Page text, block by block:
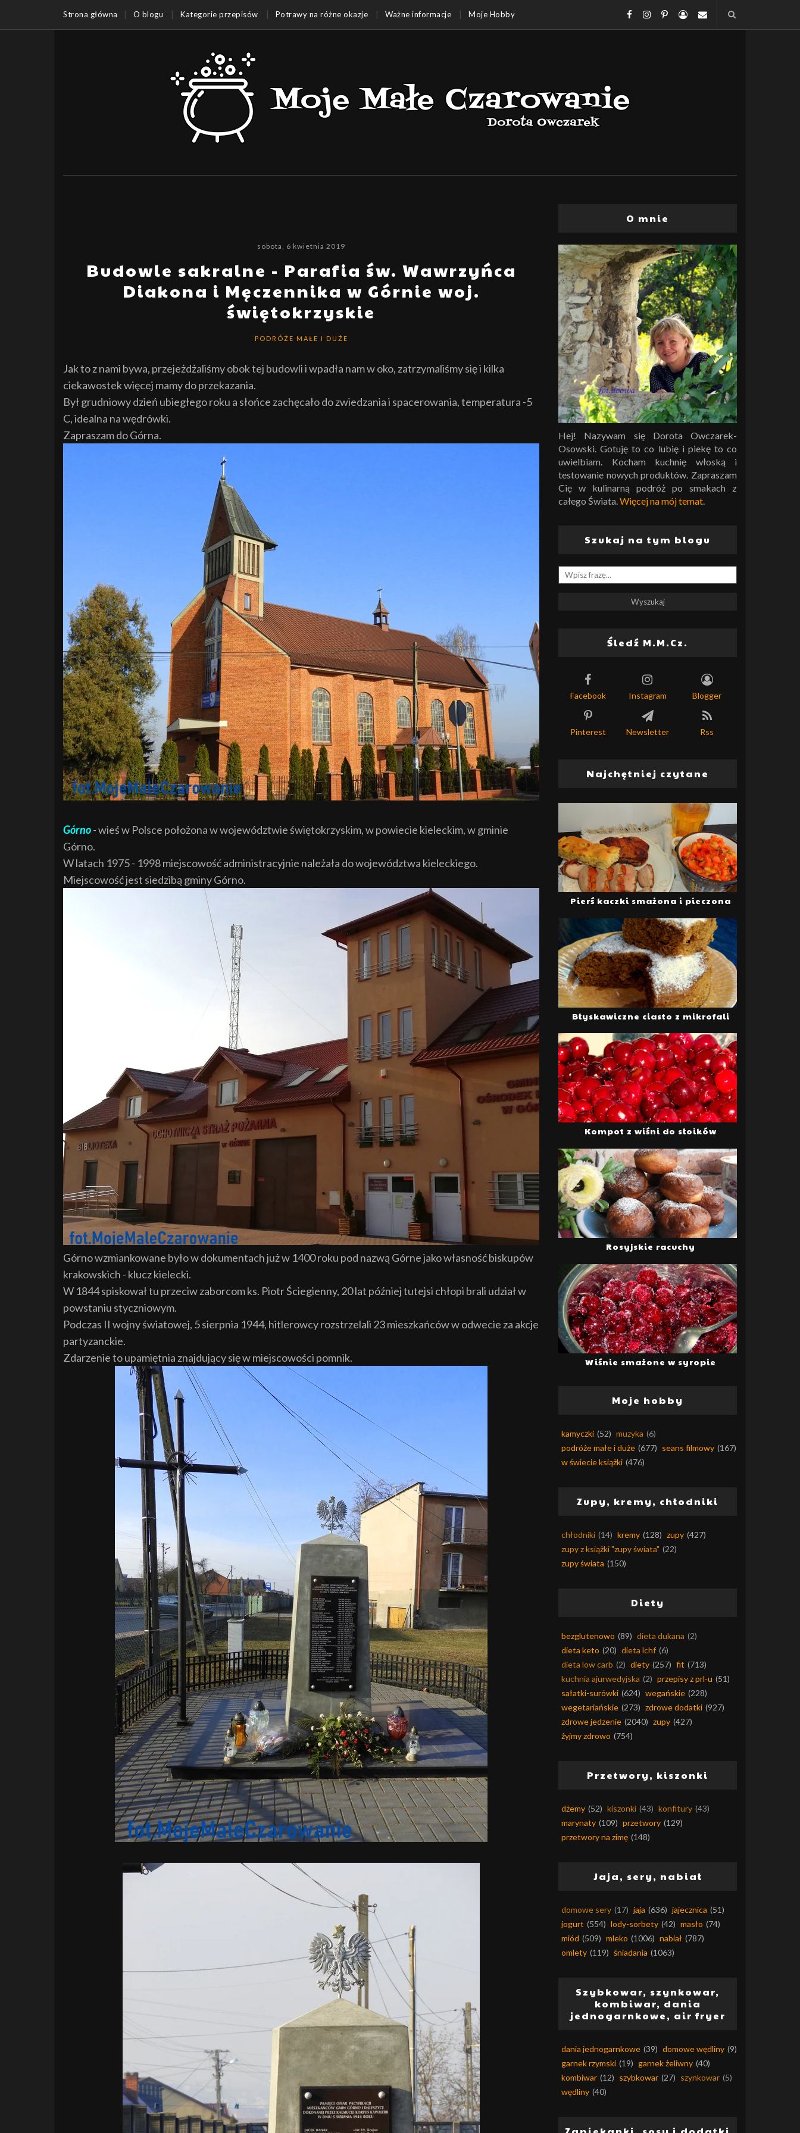
Strona główna O blogu Kategorie przepisów Potrawy na różne okazje Ważne informacje Moje Hobby
sobota, 6 kwietnia 2019
Budowle sakralne - Parafia św. Wawrzyńca
Diakona i Męczennika w Górnie woj.
świętokrzyskie
PODRÓŻE MAŁE I DUŻE
Jak to z nami bywa, przejeżdżaliśmy obok tej budowli i wpadła nam w oko, zatrzymaliśmy się i kilka
ciekawostek więcej mamy do przekazania.
Był grudniowy dzień ubiegłego roku a słońce zachęcało do zwiedzania i spacerowania, temperatura -5
C, idealna na wędrówki.
Zapraszam do Górna.
Górno- wieś w Polsce położona w województwie świętokrzyskim, w powiecie kieleckim, w gminie
Górno.
W latach 1975 - 1998 miejscowość administracyjnie należała do województwa kieleckiego.
Miejscowość jest siedzibą gminy Górno.
Górno wzmiankowane było w dokumentach już w 1400 roku pod nazwą Górne jako własność biskupów
krakowskich - klucz kielecki.
W 1844 spiskował tu przeciw zaborcom ks. Piotr Ściegienny, 20 lat później tutejsi chłopi brali udział w
powstaniu styczniowym.
Podczas II wojny światowej, 5 sierpnia 1944, hitlerowcy rozstrzelali 23 mieszkańców w odwecie za akcje
partyzanckie.
Zdarzenie to upamiętnia znajdujący się w miejscowości pomnik.
O mnie
Hej! Nazywam się Dorota Owczarek-
Osowski. Gotuję to co lubię i piekę to co
uwielbiam. Kocham kuchnię włoską i
testowanie nowych produktów. Zapraszam
Cię w kulinarną podróż po smakach z
całego Świata.Więcej na mój temat.
Szukaj na tym blogu
Śledź M.M.Cz.
Facebook Instagram Blogger
Pinterest Newsletter Rss
Najchętniej czytane
Pierś kaczki smażona i pieczona
Błyskawiczne ciasto z mikrofali
Kompot z wiśni do słoików
Rosyjskie racuchy
Wiśnie smażone w syropie
Moje hobby
kamyczki (52) muzyka (6)
podróże małe i duże (677) seans filmowy (167)
w świecie książki (476)
Zupy, kremy, chłodniki
chłodniki (14) kremy (128) zupy (427)
zupy z książki "zupy świata" (22)
zupy świata (150)
Diety
bezglutenowo (89) dieta dukana (2)
dieta keto (20) dieta lchf (6)
dieta low carb (2) diety (257) fit (713)
kuchnia ajurwedyjska (2) przepisy z prl-u (51)
sałatki-surówki (624) wegańskie (228)
wegetariańskie (273) zdrowe dodatki (927)
zdrowe jedzenie (2040) zupy (427)
żyjmy zdrowo (754)
Przetwory, kiszonki
dżemy (52) kiszonki (43) konfitury (43)
marynaty (109) przetwory (129)
przetwory na zimę (148)
Jaja, sery, nabiał
domowe sery (17) jaja (636) jajecznica (51)
jogurt (554) lody-sorbety (42) masło (74)
miód (509) mleko (1006) nabiał (787)
omlety (119) śniadania (1063)
Szybkowar, szynkowar,
kombiwar, dania
jednogarnkowe, air fryer
dania jednogarnkowe (39) domowe wędliny (9)
garnek rzymski (19) garnek żeliwny (40)
kombiwar (12) szybkowar (27) szynkowar (5)
wędliny (40)